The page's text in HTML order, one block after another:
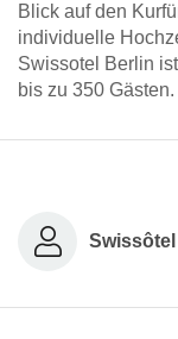
Blick auf den
individuelle
Swissotel Berlin
bis zu 350 Gästen.